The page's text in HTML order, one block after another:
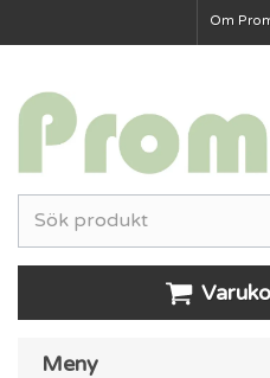
Om
Meny